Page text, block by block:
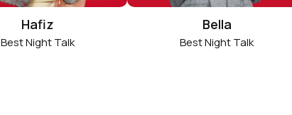
Hafiz
Best Night Talk
Bella
Best Night Talk